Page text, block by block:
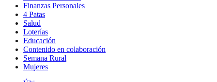
Finanzas Personales
4 Patas
Salud
Loterías
Educación
Contenido en colaboración
Semana Rural
Mujeres